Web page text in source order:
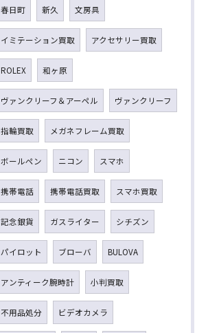
春日町 新久 文房具
イミテーション買取 アクセサリー買取
ROLEX 和ヶ原
ヴァンクリーフ＆アーペル ヴァンクリーフ
指輪買取 メガネフレーム買取
ボールペン ニコン スマホ
携帯電話 携帯電話買取 スマホ買取
記念銀貨 ガスライター シチズン
パイロット ブローバ BULOVA
アンティーク腕時計 小判買取
不用品処分 ビデオカメラ